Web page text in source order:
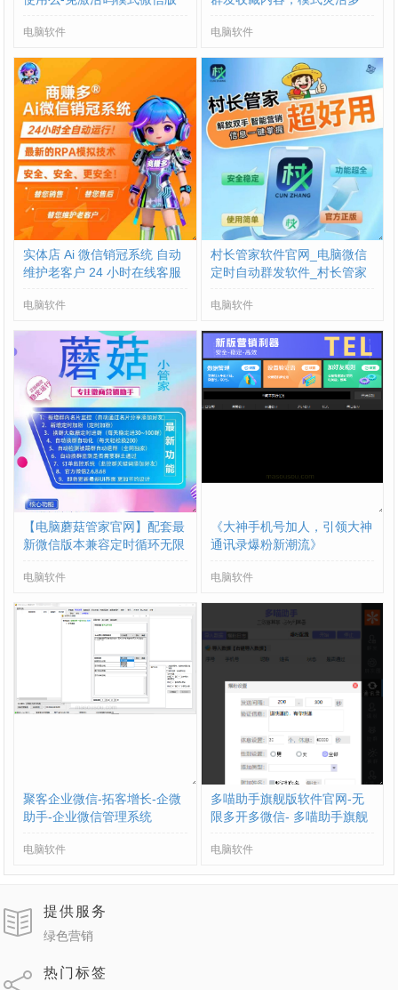
电脑软件 电脑软件
实体店 Ai 微信销冠系统 自动
维护老客户 24 小时在线客服
电脑软件
村长管家软件官网_电脑微信
定时自动群发软件_村长管家
电脑软件
【电脑蘑菇管家官网】配套最
新微信版本兼容定时循环无限
电脑软件
《大神手机号加人，引领大神
通讯录爆粉新潮流》
电脑软件
聚客企业微信-拓客增长-企微
助手-企业微信管理系统
电脑软件
多喵助手旗舰版软件官网-无
限多开多微信- 多喵助手旗舰
电脑软件
提供服务
绿色营销
热门标签